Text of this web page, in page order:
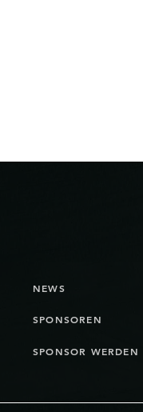
SPONSOREN
NEWS
SPONSOR WERDEN